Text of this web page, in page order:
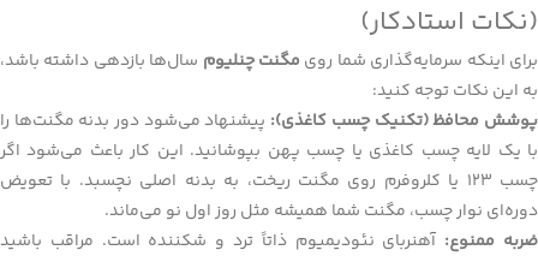
(نکات استادکار)
برای اینکه سرمایه‌گذاری شما روی مگنت چنلیوم سال‌ها بازدهی داشته باشد،
به این نکات توجه کنید:
پوشش محافظ (تکنیک چسب کاغذی): پیشنهاد می‌شود دور بدنه مگنت‌ها را
با یک لایه چسب کاغذی یا چسب پهن بپوشانید. این کار باعث می‌شود اگر
چسب ۱۲۳ یا کلروفرم روی مگنت ریخت، به بدنه اصلی نچسبد. با تعویض
دوره‌ای نوار چسب، مگنت شما همیشه مثل روز اول نو می‌ماند.
ضربه ممنوع: آهنربای نئودیمیوم ذاتاً ترد و شکننده است. مراقب باشید